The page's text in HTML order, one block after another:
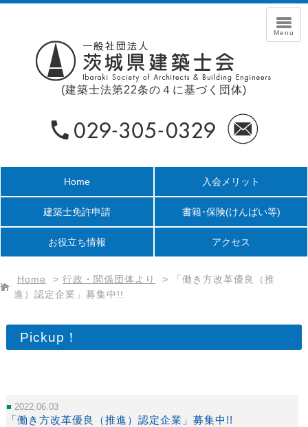
(建築士法第22条の４に基づく団体)
Home 入会メリット
建築士免許申請 書籍･保険(けんばい等)
お役立ち情報 アクセス
Home > 行政・関係団体より >
「働き方改革優良（推
進）認定企業」募集中!!
Pickup！
2022.06.03
「働き方改革優良（推進）認定企業」募集中!!